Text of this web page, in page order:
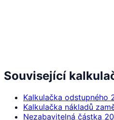
Související
Kalkulačka odstupného
Kalkulačka nákladů
Nezabavitelná částka